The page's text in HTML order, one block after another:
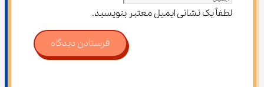
لطفاً یک نشانی ایمیل معتبر بنویسید.
فرستادن دیدگاه